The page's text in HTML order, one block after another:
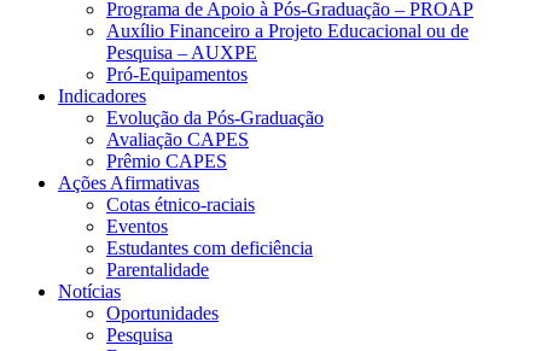
Programa de Apoio à Pós-Graduação – PROAP
Auxílio Financeiro a Projeto Educacional ou de
Pesquisa – AUXPE
Pró-Equipamentos
Indicadores
Evolução da Pós-Graduação
Avaliação CAPES
Prêmio CAPES
Ações Afirmativas
Cotas étnico-raciais
Eventos
Estudantes com deficiência
Parentalidade
Notícias
Oportunidades
Pesquisa